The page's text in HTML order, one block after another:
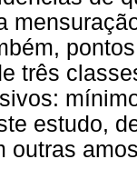
três
estudo,
outras